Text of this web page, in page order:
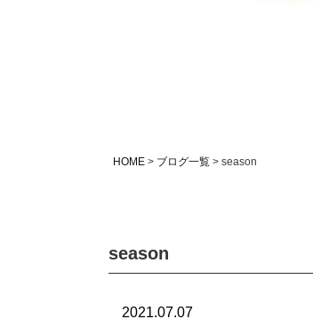
HOME ブログ一覧 season
season
2021.07.07